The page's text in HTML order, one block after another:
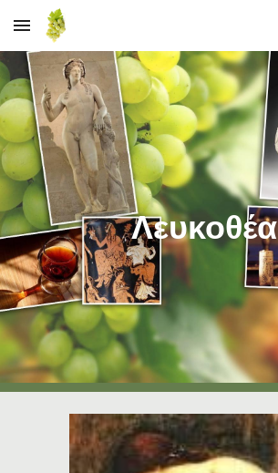
Skip to main content
Λευκοθέα